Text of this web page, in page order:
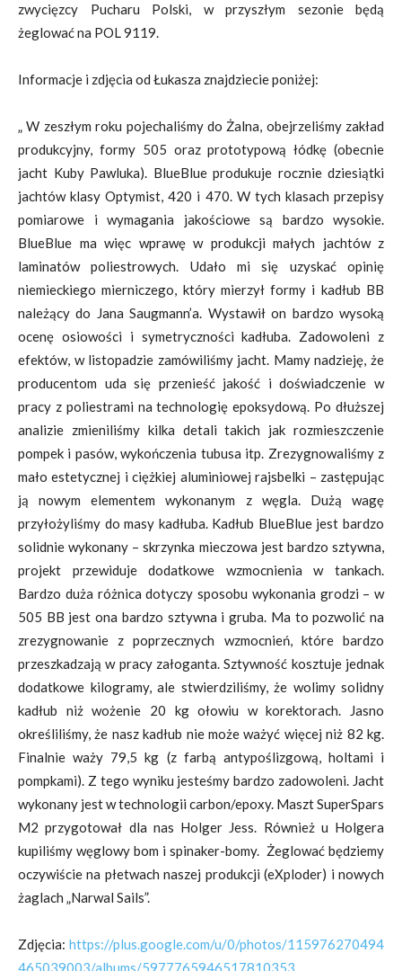
zwycięzcy Pucharu Polski, w przyszłym sezonie będą
żeglować na POL 9119.
Informacje i zdjęcia od Łukasza znajdziecie poniżej:
„ W zeszłym roku pojechaliśmy do Żalna, obejrzeliśmy zakład
produkcyjny, formy 505 oraz prototypową łódkę (obecnie
jacht Kuby Pawluka). BlueBlue produkuje rocznie dziesiątki
jachtów klasy Optymist, 420 i 470. W tych klasach przepisy
pomiarowe i wymagania jakościowe są bardzo wysokie.
BlueBlue ma więc wprawę w produkcji małych jachtów z
laminatów poliestrowych. Udało mi się uzyskać opinię
niemieckiego mierniczego, który mierzył formy i kadłub BB
należący do Jana Saugmann’a. Wystawił on bardzo wysoką
ocenę osiowości i symetryczności kadłuba. Zadowoleni z
efektów, w listopadzie zamówiliśmy jacht. Mamy nadzieję, że
producentom uda się przenieść jakość i doświadczenie w
pracy z poliestrami na technologię epoksydową. Po dłuższej
analizie zmieniliśmy kilka detali takich jak rozmieszczenie
pompek i pasów, wykończenia tubusa itp. Zrezygnowaliśmy z
mało estetycznej i ciężkiej aluminiowej rajsbelki – zastępując
ją nowym elementem wykonanym z węgla. Dużą wagę
przyłożyliśmy do masy kadłuba. Kadłub BlueBlue jest bardzo
solidnie wykonany – skrzynka mieczowa jest bardzo sztywna,
projekt przewiduje dodatkowe wzmocnienia w tankach.
Bardzo duża różnica dotyczy sposobu wykonania grodzi – w
505 BB jest ona bardzo sztywna i gruba. Ma to pozwolić na
zrezygnowanie z poprzecznych wzmocnień, które bardzo
przeszkadzają w pracy załoganta. Sztywność kosztuje jednak
dodatkowe kilogramy, ale stwierdziliśmy, że wolimy solidny
kadłub niż wożenie 20 kg ołowiu w korektorach. Jasno
określiliśmy, że nasz kadłub nie może ważyć więcej niż 82 kg.
Finalnie waży 79,5 kg (z farbą antypoślizgową, holtami i
pompkami). Z tego wyniku jesteśmy bardzo zadowoleni. Jacht
wykonany jest w technologii carbon/epoxy. Maszt SuperSpars
M2 przygotował dla nas Holger Jess. Również u Holgera
kupiliśmy węglowy bom i spinaker-bomy. Żeglować będziemy
oczywiście na płetwach naszej produkcji (eXploder) i nowych
żaglach „Narwal Sails”.
Zdjęcia: https://plus.google.com/u/0/photos/115976270494
465039003/albums/5977765946517810353